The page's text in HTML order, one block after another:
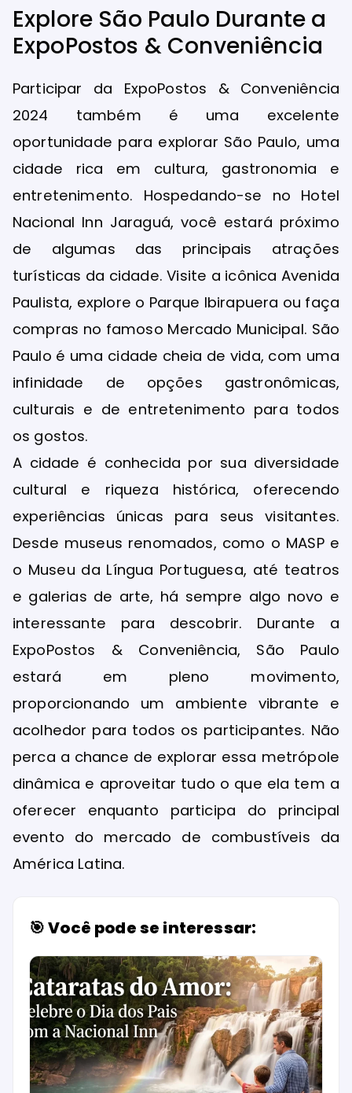
Explore São Paulo Durante a
ExpoPostos & Conveniência
Participar da ExpoPostos & Conveniência
2024 também é uma excelente
oportunidade para explorar São Paulo, uma
cidade rica em cultura, gastronomia e
entretenimento. Hospedando-se no Hotel
Nacional Inn Jaraguá, você estará próximo
de algumas das principais atrações
turísticas da cidade. Visite a icônica Avenida
Paulista, explore o Parque Ibirapuera ou faça
compras no famoso Mercado Municipal. São
Paulo é uma cidade cheia de vida, com uma
infinidade de opções gastronômicas,
culturais e de entretenimento para todos
os gostos.
A cidade é conhecida por sua diversidade
cultural e riqueza histórica, oferecendo
experiências únicas para seus visitantes.
Desde museus renomados, como o MASP e
o Museu da Língua Portuguesa, até teatros
e galerias de arte, há sempre algo novo e
interessante para descobrir. Durante a
ExpoPostos & Conveniência, São Paulo
estará em pleno movimento,
proporcionando um ambiente vibrante e
acolhedor para todos os participantes. Não
perca a chance de explorar essa metrópole
dinâmica e aproveitar tudo o que ela tem a
oferecer enquanto participa do principal
evento do mercado de combustíveis da
América Latina.
🎯 Você pode se interessar: